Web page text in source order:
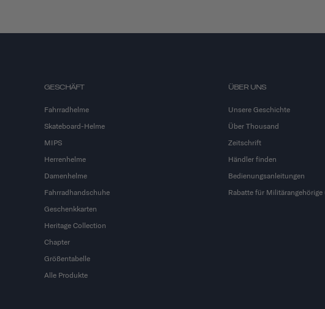
GESCHÄFT
Fahrradhelme
Skateboard-Helme
MIPS
Herrenhelme
Damenhelme
Fahrradhandschuhe
Geschenkkarten
Heritage Collection
Chapter
Größentabelle
Alle Produkte
ÜBER UNS
Unsere Geschichte
Über Thousand
Zeitschrift
Händler finden
Bedienungsanleitungen
Rabatte für